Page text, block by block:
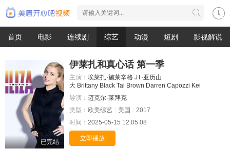
首页 电影 连续剧 综艺 动漫 短剧 影视解说
已完结
伊莱扎和真心话 第一季
主演： 埃莱扎·施莱辛格 JT·亚历山
大 Brittany Black Tai Brown Darren Capozzi Kei
导演： 迈克尔·莱拜克
类型： 欧美综艺 美国
2017
时间： 2025-05-15 12:05:08
立即播放